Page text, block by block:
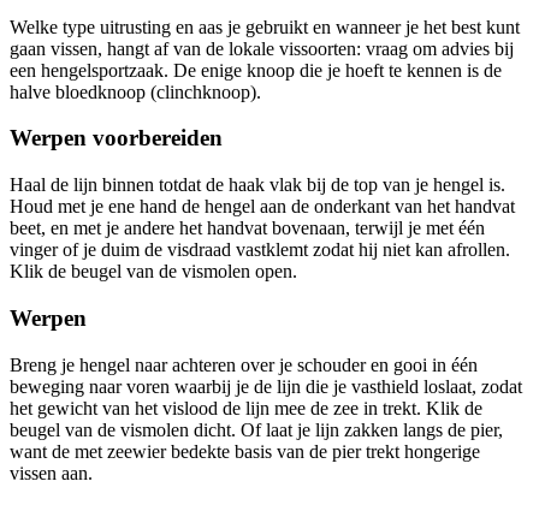
Welke type uitrusting en aas je gebruikt en wanneer je het best kunt
gaan vissen, hangt af van de lokale vissoorten: vraag om advies bij
een hengelsportzaak. De enige knoop die je hoeft te kennen is de
halve bloedknoop (clinchknoop).
Werpen voorbereiden
Haal de lijn binnen totdat de haak vlak bij de top van je hengel is.
Houd met je ene hand de hengel aan de onderkant van het handvat
beet, en met je andere het handvat bovenaan, terwijl je met één
vinger of je duim de visdraad vastklemt zodat hij niet kan afrollen.
Klik de beugel van de vismolen open.
Werpen
Breng je hengel naar achteren over je schouder en gooi in één
beweging naar voren waarbij je de lijn die je vasthield loslaat, zodat
het gewicht van het vislood de lijn mee de zee in trekt. Klik de
beugel van de vismolen dicht. Of laat je lijn zakken langs de pier,
want de met zeewier bedekte basis van de pier trekt hongerige
vissen aan.